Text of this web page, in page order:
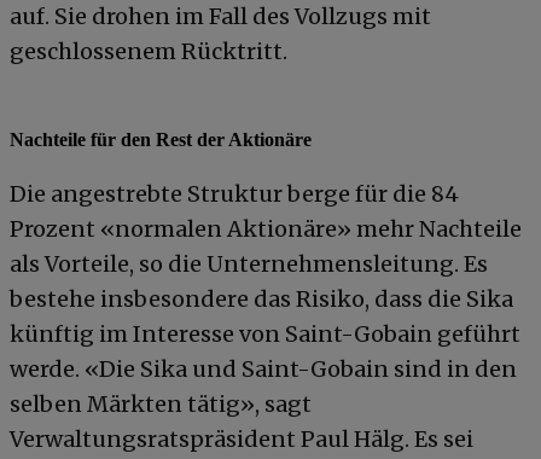
auf. Sie drohen im Fall des Vollzugs mit
geschlossenem Rücktritt.
Nachteile für den Rest der Aktionäre
Die angestrebte Struktur berge für die 84
Prozent «normalen Aktionäre» mehr Nachteile
als Vorteile, so die Unternehmensleitung. Es
bestehe insbesondere das Risiko, dass die Sika
künftig im Interesse von Saint-Gobain geführt
werde. «Die Sika und Saint-Gobain sind in den
selben Märkten tätig», sagt
Verwaltungsratspräsident Paul Hälg. Es sei